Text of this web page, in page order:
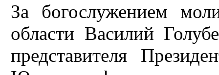
За богослужением
области Василий
представителя